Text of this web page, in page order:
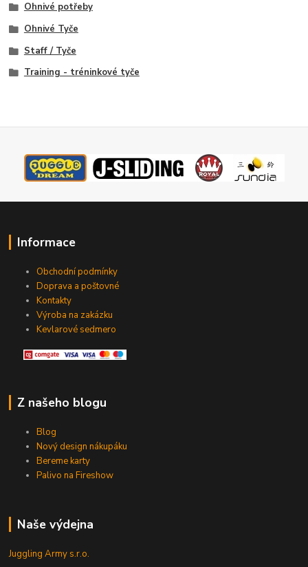
Ohnivé potřeby
Ohnivé Tyče
Staff / Tyče
Training - tréninkové tyče
Informace
Obchodní podmínky
Doprava a poštovné
Kontakty
Výroba na zakázku
Kevlarové sedmero
Z našeho blogu
Blog
Nový design nákupáku
Bereme karty
Palivo na Fireshow
Naše výdejna
Juggling Army s.r.o.